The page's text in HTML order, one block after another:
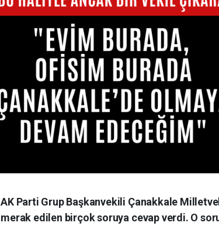
AK Parti Grup Başkanvekili Çanakkale
merak edilen birçok soruya cevap verdi. O